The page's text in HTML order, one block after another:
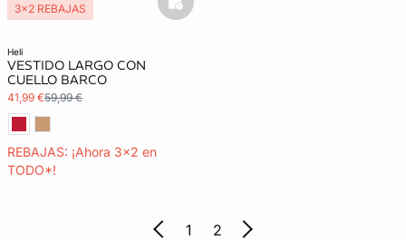
heli
VESTIDO LARGO CON
CUELLO BARCO
41,99 €59,99 €
REBAJAS: ¡Ahora 3x2 en
TODO*!
3x2 REBAJAS basketfull
1 2